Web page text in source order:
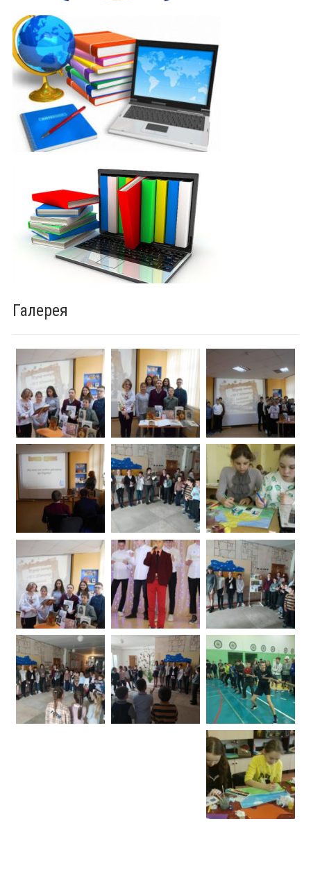
Галерея